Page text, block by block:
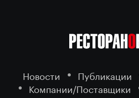
Новости Публикации
Компании/Поставщики